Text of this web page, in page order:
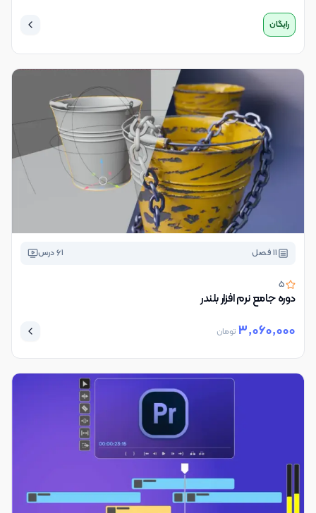
رایگان
11فصل 61درس
5
دوره جامع نرم افزار بلندر
3,060,000 تومان